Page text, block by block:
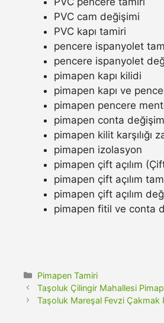
PVC cam değişimi
PVC kapı tamiri
pencere ispanyolet
pencere ispanyolet
pimapen kapı kilidi
pimapen kapı ve
pimapen pencere
pimapen conta
pimapen kilit karşılığı
pimapen izolasyon
pimapen çift açılım
pimapen çift açılım
pimapen çift açılım
pimapen fitil ve conta
Kategoriler
Pimapen Tamiri
Taşoluk Çilingir Mahallesi
Taşoluk Mareşal Fevzi Çakmak